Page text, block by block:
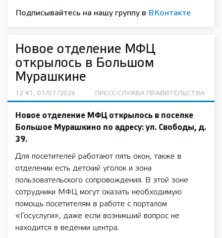
Подписывайтесь на нашу группу в ВКонтакте
Новое отделение МФЦ
открылось в Большом
Мурашкине
12:41, 01/07/2026 ПРЕСС-СЛУЖБА ПРАВИТЕЛЬСТВА
Новое отделение МФЦ открылось в поселке
Большое Мурашкино по адресу: ул. Свободы, д.
39.
Для посетителей работают пять окон, также в
отделении есть детский уголок и зона
пользовательского сопровождения. В этой зоне
сотрудники МФЦ могут оказать необходимую
помощь посетителям в работе с порталом
«Госуслуги», даже если возникший вопрос не
находится в ведении центра.